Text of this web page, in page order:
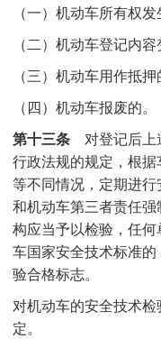
（一）机动车所有权发
（二）机动车登记内容
（三）机动车用作抵押
（四）机动车报废的。
第十三条对登记后上
行政法规的规定，根
等不同情况，定期进
和机动车第三者责任
构应当予以检验，任
车国家安全技术标准
验合格标志。
对机动车的安全技术
定。